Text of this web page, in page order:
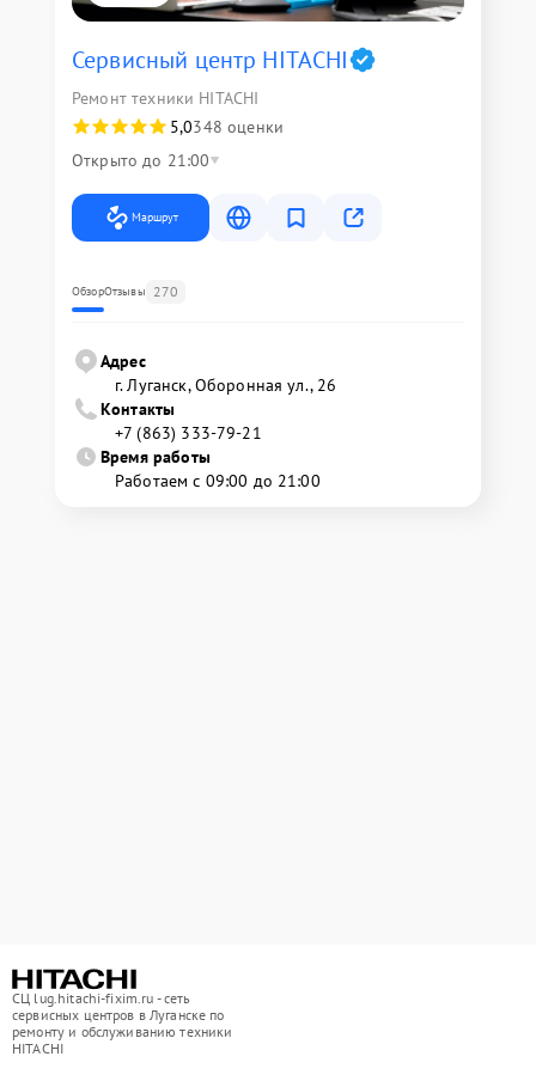
Сервисный центр HITACHI
Ремонт техники HITACHI
5,0348 оценки
Открыто до 21:00
Маршрут
ОбзорОтзывы 270
Адрес
г. Луганск, Оборонная ул., 26
Контакты
+7 (863) 333-79-21
Время работы
Работаем с 09:00 до 21:00
СЦ lug.hitachi-fixim.ru - сеть
сервисных центров в Луганске по
ремонту и обслуживанию техники
HITACHI